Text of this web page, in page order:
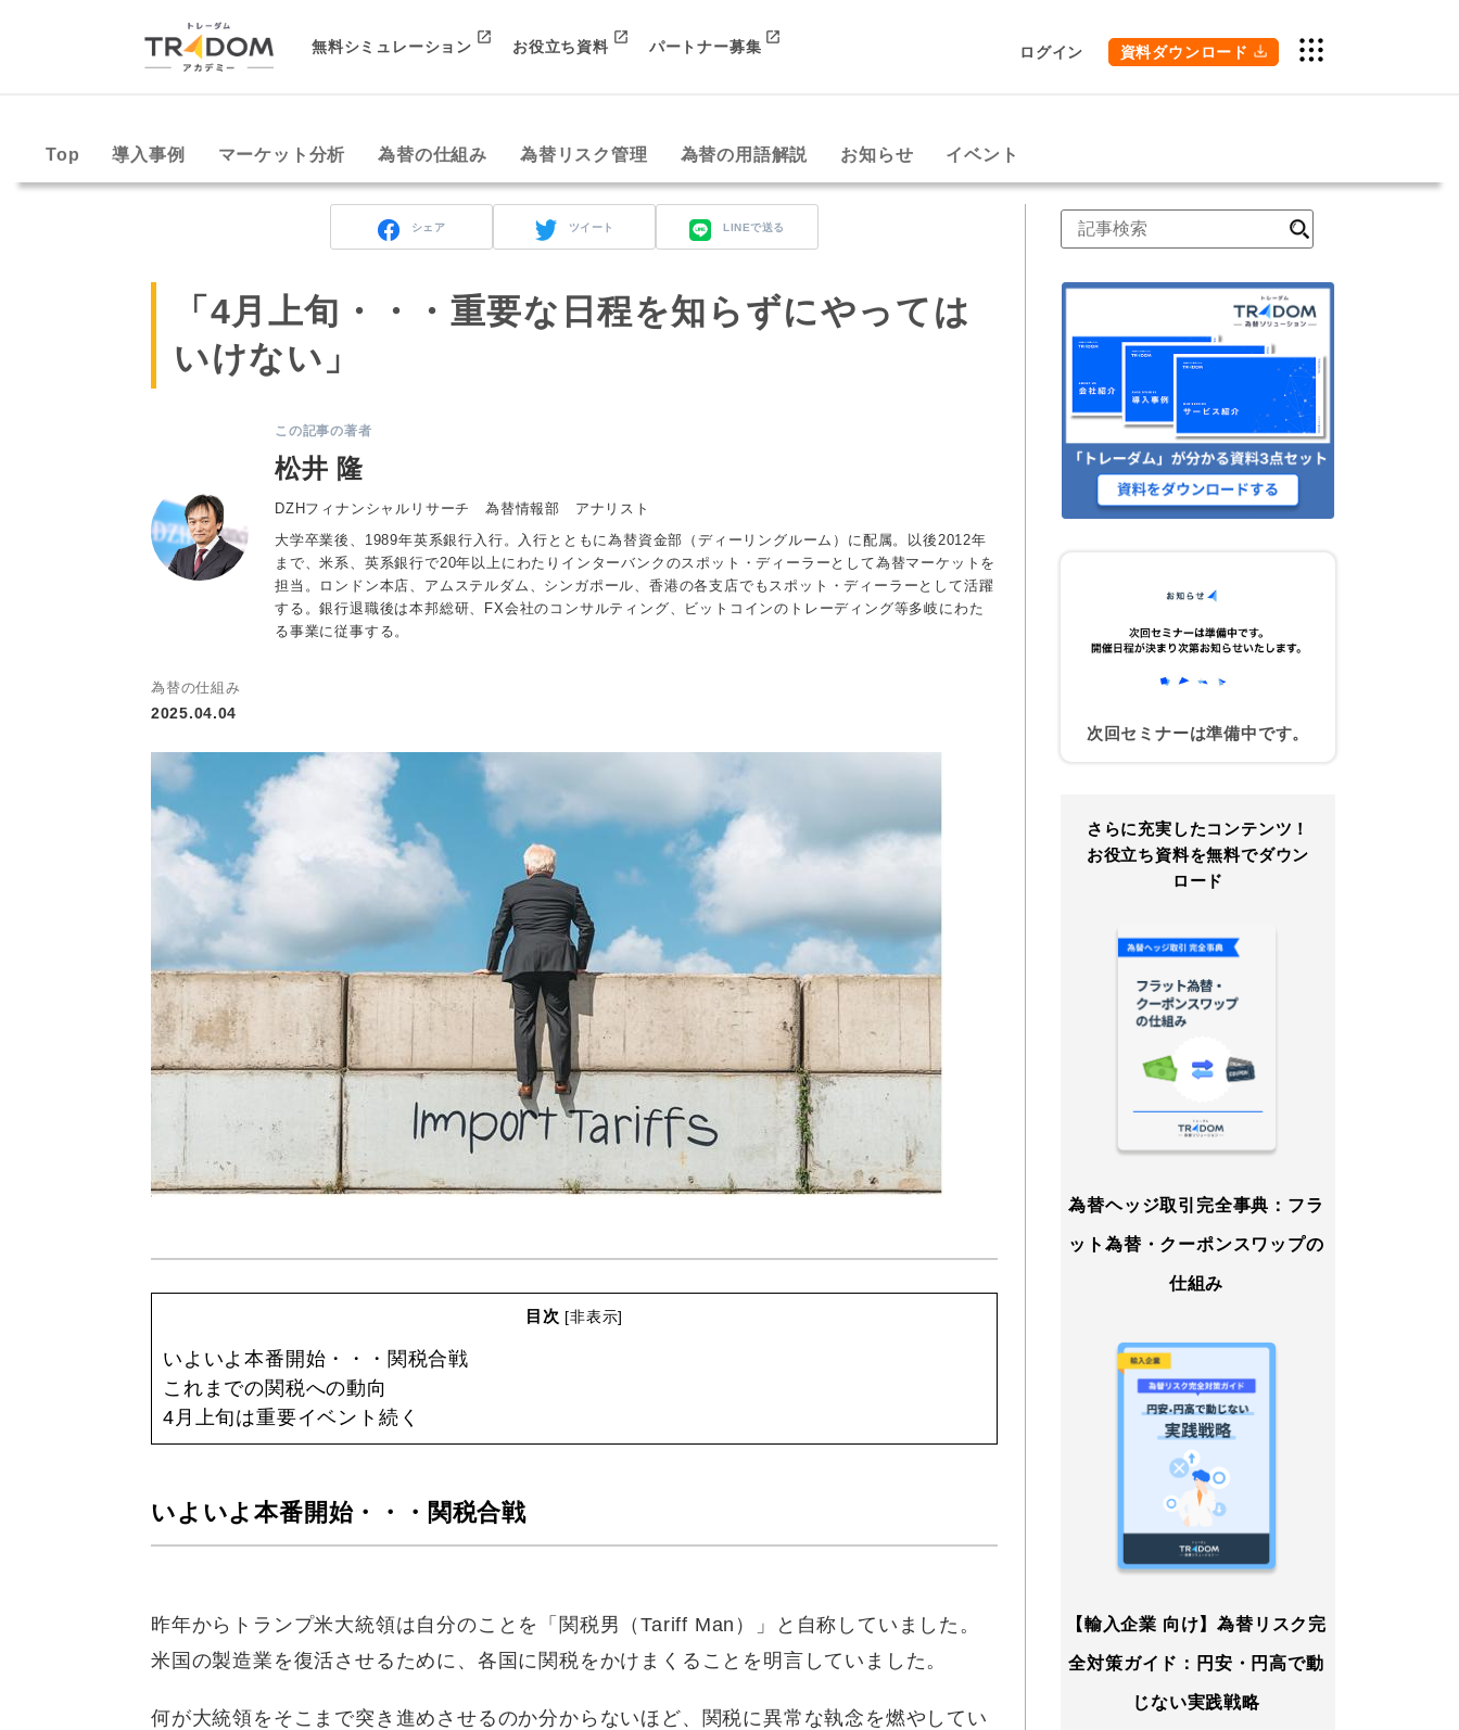
無料シミュレーション お役立ち資料 パートナー募集 ログイン 資料ダウンロード
Top 導入事例 マーケット分析 為替の仕組み 為替リスク管理 為替の用語解説 お知らせ イベント
シェア ツイート LINEで送る
「4月上旬・・・重要な日程を知らずにやっては
いけない」
この記事の著者
松井 隆
DZHフィナンシャルリサーチ 為替情報部 アナリスト
大学卒業後、1989年英系銀行入行。入行とともに為替資金部（ディーリングルーム）に配属。以後2012年
まで、米系、英系銀行で20年以上にわたりインターバンクのスポット・ディーラーとして為替マーケットを
担当。ロンドン本店、アムステルダム、シンガポール、香港の各支店でもスポット・ディーラーとして活躍
する。銀行退職後は本邦総研、FX会社のコンサルティング、ビットコインのトレーディング等多岐にわた
る事業に従事する。
為替の仕組み
2025.04.04
目次 [非表示]
いよいよ本番開始・・・関税合戦
これまでの関税への動向
4月上旬は重要イベント続く
いよいよ本番開始・・・関税合戦
昨年からトランプ米大統領は自分のことを「関税男（Tariff Man）」と自称していました。
米国の製造業を復活させるために、各国に関税をかけまくることを明言していました。
何が大統領をそこまで突き進めさせるのか分からないほど、関税に異常な執念を燃やしてい
索
次回セミナーは準備中です。
さらに充実したコンテンツ！
お役立ち資料を無料でダウン
ロード
為替ヘッジ取引完全事典：フラ
ット為替・クーポンスワップの
仕組み
【輸入企業 向け】為替リスク完
全対策ガイド：円安・円高で動
じない実践戦略